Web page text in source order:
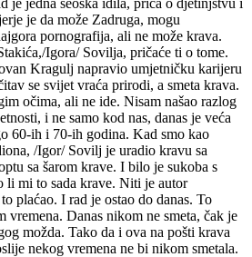
je da može Zadruga, mogu
pornografija, ali ne može krava.
Igora/ Sovilja, pričaće ti o tome.
Kragulj napravio umjetničku karijeru
se svijet vraća prirodi, a smeta krava.
očima, ali ne ide. Nisam našao razlog
i ne samo kod nas, danas je veća
60-ih i 70-ih godina. Kad smo kao
/Igor/ Sovilj je uradio kravu sa
sa šarom krave. I bilo je sukoba s
li mi to sada krave. Niti je autor
plaćao. I rad je ostao do danas. To
vremena. Danas nikom ne smeta, čak je
možda. Tako da i ova na pošti krava
nekog vremena ne bi nikom smetala.